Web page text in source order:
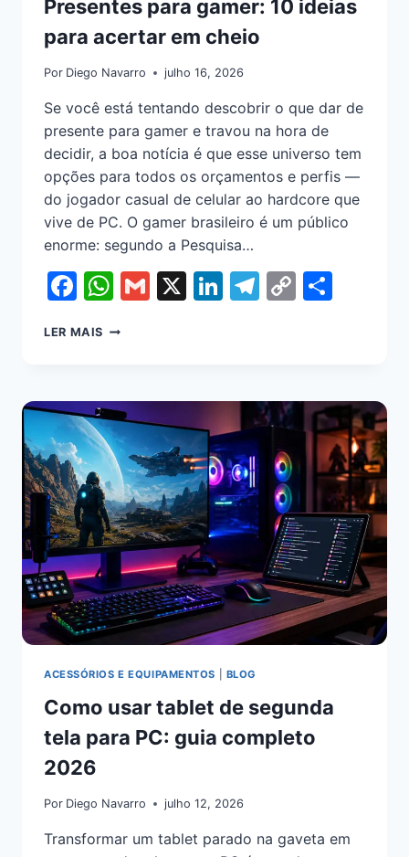
Presentes para gamer: 10 ideias
para acertar em cheio
Por Diego Navarro julho 16, 2026
Se você está tentando descobrir o que dar de
presente para gamer e travou na hora de
decidir, a boa notícia é que esse universo tem
opções para todos os orçamentos e perfis —
do jogador casual de celular ao hardcore que
vive de PC. O gamer brasileiro é um público
enorme: segundo a Pesquisa…
Facebook
WhatsApp
Gmail
X LinkedIn
Telegram
Copy
LER MAIS
ACESSÓRIOS E EQUIPAMENTOS BLOG
Como usar tablet de segunda
tela para PC: guia completo
2026
Por Diego Navarro julho 12, 2026
Transformar um tablet parado na gaveta em